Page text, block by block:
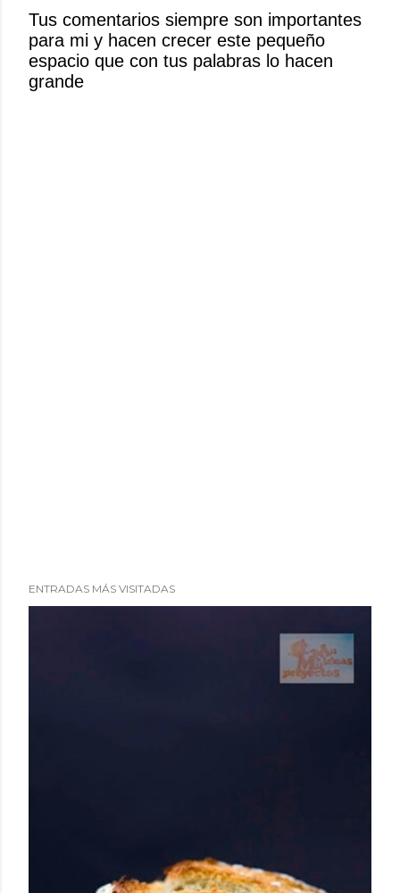
u
n
c
o
Tus comentarios siempre son importantes
para mi y hacen crecer este pequeño
espacio que con tus palabras lo hacen
grande
ENTRADAS MÁS VISITADAS